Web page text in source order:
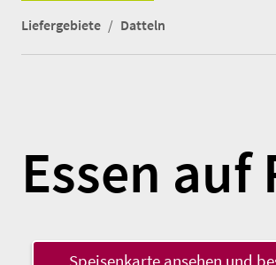
Liefergebiete Datteln
Essen
Speisenkarte ansehen und